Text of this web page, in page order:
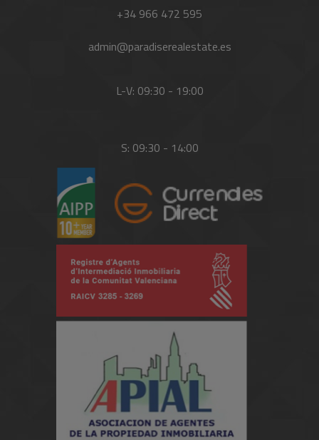
+34 966 472 595
admin@paradiserealestate.es
L-V: 09:30 - 19:00
S: 09:30 - 14:00